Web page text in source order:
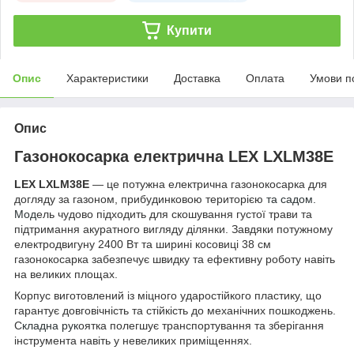
Купити
Опис Характеристики Доставка Оплата Умови
Опис
Газонокосарка електрична LEX LXLM38E
LEX LXLM38E — це потужна електрична газонокосарка для
догляду за газоном, прибудинковою територією та садом.
Модель чудово підходить для скошування густої трави та
підтримання акуратного вигляду ділянки. Завдяки потужному
електродвигуну 2400 Вт та ширині косовиці 38 см
газонокосарка забезпечує швидку та ефективну роботу навіть
на великих площах.
Корпус виготовлений із міцного ударостійкого пластику, що
гарантує довговічність та стійкість до механічних пошкоджень.
Складна рукоятка полегшує транспортування та зберігання
інструмента навіть у невеликих приміщеннях.